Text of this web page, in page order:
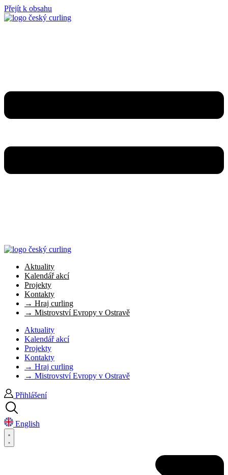
Přejít k obsahu
Aktuality
Kalendář akcí
Projekty
Kontakty
→ Hraj curling
→ Mistrovství Evropy v Ostravě
Aktuality
Kalendář akcí
Projekty
Kontakty
→ Hraj curling
→ Mistrovství Evropy v Ostravě
Přihlášení
English